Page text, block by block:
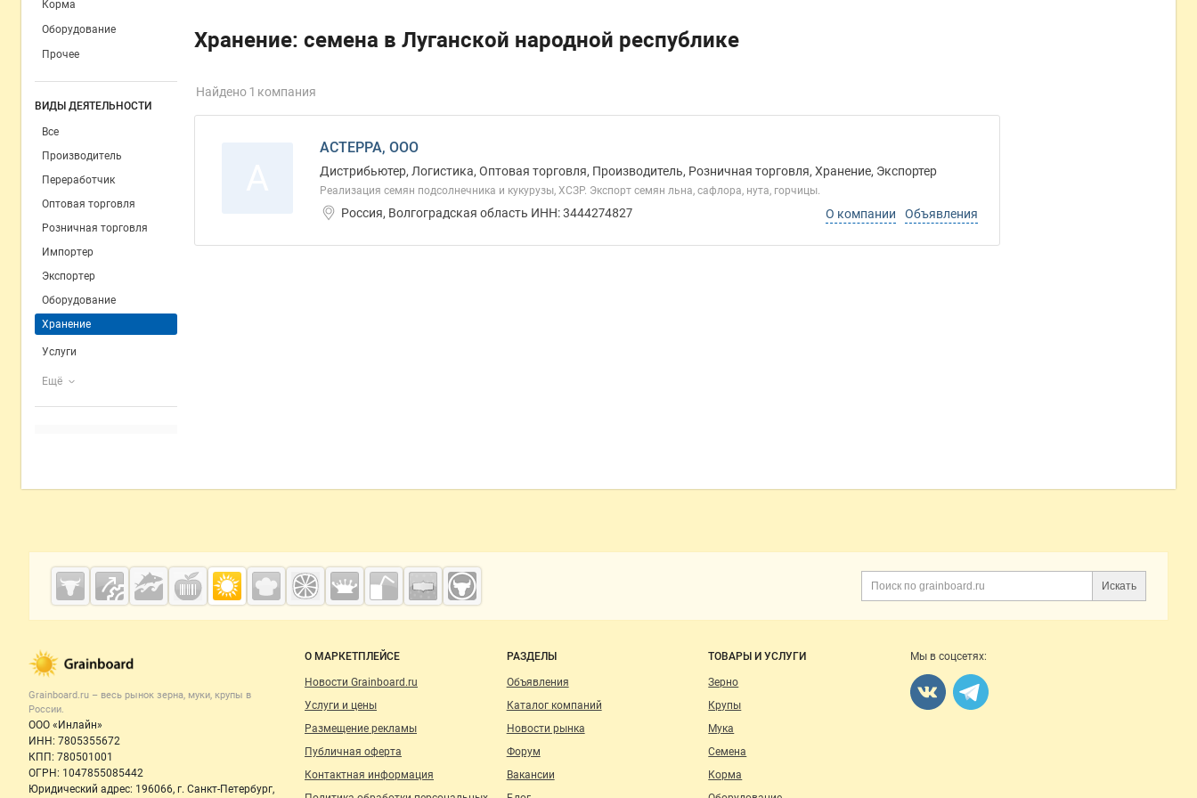
Корма
Оборудование
Прочее
ВИДЫ ДЕЯТЕЛЬНОСТИ
Все
Производитель
Переработчик
Оптовая торговля
Розничная торговля
Импортер
Экспортер
Оборудование
Хранение
Услуги
Ещё
Хранение: семена в Луганской народной республике
Найдено 1 компания
АСТЕРРА, ООО
Дистрибьютер, Логистика, Оптовая торговля, Производитель, Розничная торговля, Хранение, Экспортер
Реализация семян подсолнечника и кукурузы, ХСЗР. Экспорт семян льна, сафлора, нута, горчицы.
Россия, Волгоградская область ИНН: 3444274827 О компании Объявления
Дополнительная информация
Искать
Cсылки на полезные проекты
Grainboard.ru
Важные разделы и контакты
Grainboard.ru – весь рынок зерна, муки, крупы в
России.
ООО «Инлайн»
ИНН: 7805355672
КПП: 780501001
ОГРН: 1047855085442
Юридический адрес: 196066, г. Санкт-Петербург,
Навигация по сайту
О МАРКЕТПЛЕЙСЕ
Новости Grainboard.ru
Услуги и цены
Размещение рекламы
Публичная оферта
Контактная информация
РАЗДЕЛЫ
Объявления
Каталог компаний
Новости рынка
Форум
Вакансии
ТОВАРЫ И УСЛУГИ
Зерно
Крупы
Мука
Семена
Корма
Мы в соцсетях: